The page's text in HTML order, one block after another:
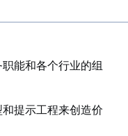
能和各个行业的组
提示工程来创造价